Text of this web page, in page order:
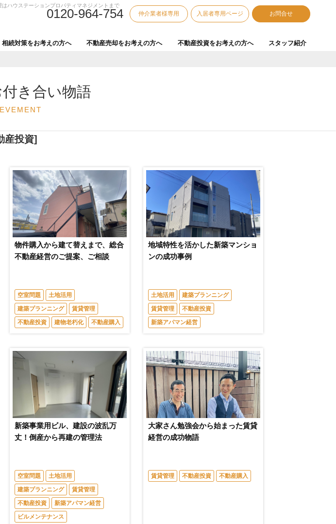
ハウステーションプロパティマネジメントまで
0120-964-754 仲介業者様専用 入居者専用ページ お問合せ
相続対策をお考えの方へ 不動産売却をお考えの方へ 不動産投資をお考えの方へ スタッフ紹介
き合い物語
産投資]
物件購入から建て替えまで、総合
不動産経営のご提案、ご相談
空室問題
土地活用
建築プランニング
賃貸管理
不動産投資
建物老朽化 不動産購入
地域特性を活かした新築マンショ
ンの成功事例
土地活用
建築プランニング
賃貸管理
不動産投資
新築アパマン経営
新築事業用ビル、建設の波乱万
丈！倒産から再建の管理法
空室問題
土地活用
建築プランニング
賃貸管理
不動産投資
新築アパマン経営
ビルメンテナンス
大家さん勉強会から始まった賃貸
経営の成功物語
賃貸管理 不動産投資 不動産購入